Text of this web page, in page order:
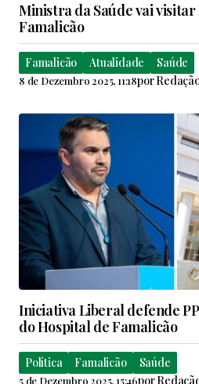
Ministra da Saúde vai
Famalicão
Famalicão Atualidade Saúde
8 de Dezembro 2025, 11:18por
Iniciativa Liberal defende
do Hospital de Famalicão
Política Famalicão Saúde
5 de Dezembro 2025, 15:46por